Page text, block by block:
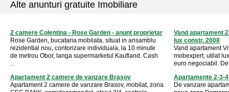
Alte anunturi gratuite Imobiliare
2 camere Colentina - Rose Garden - anunt proprietar
Rose Garden, bucataria mobilata, situat in ansamblu
rezidential nou, contorizare individuala, la 10 minute
de metrou Obor, langa supermarketul Kaufland. Cash
...
Vand apartament
lux constr. 2008
Vand apartament
mobexpert, utilat
euro negociabil.
Apartament 2 camere de vanzare Brasov
Apartament 2 camere de vanzare Brasov, mobilat, zona
Apartamente 2-3-
De vanzare